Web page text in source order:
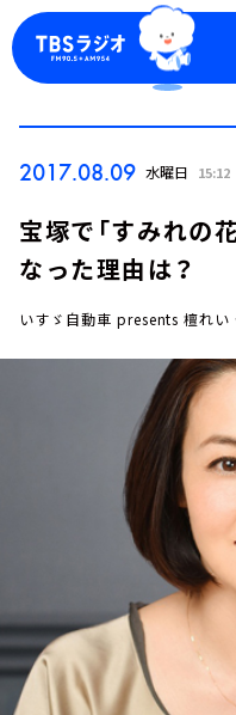
今日の番組表
週間番組表
トピックス
TBS Podcast
お知らせ
イベント・グッズ
YouTube
会社情報
2017.08.09 水曜日 15:12
宝塚で「すみれの
なった理由は？
いすゞ自動車 presents 檀れい